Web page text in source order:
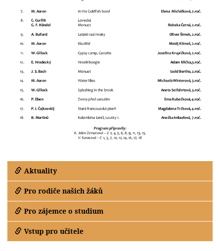
Aktuality
Pro rodiče našich žáků
Pro zájemce o studium
Vstup pro učitele